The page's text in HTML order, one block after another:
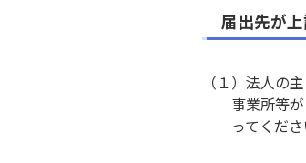
届出先が
（１）法人の
事業所等
ってくだ